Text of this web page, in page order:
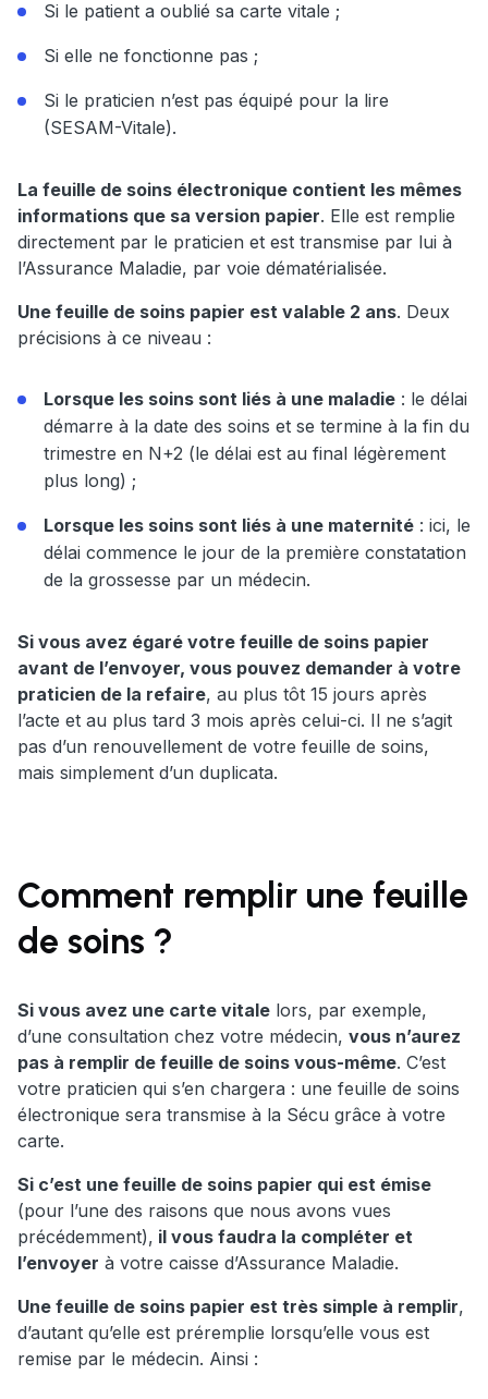
Si le patient a oublié sa carte vitale ;
Si elle ne fonctionne pas ;
Si le praticien n’est pas équipé pour la lire
(SESAM-Vitale).
La feuille de soins électronique contient les mêmes
informations que sa version papier. Elle est remplie
directement par le praticien et est transmise par lui à
l’Assurance Maladie, par voie dématérialisée.
Une feuille de soins papier est valable 2 ans. Deux
précisions à ce niveau :
Lorsque les soins sont liés à une maladie : le délai
démarre à la date des soins et se termine à la fin du
trimestre en N+2 (le délai est au final légèrement
plus long) ;
Lorsque les soins sont liés à une maternité : ici, le
délai commence le jour de la première constatation
de la grossesse par un médecin.
Si vous avez égaré votre feuille de soins papier
avant de l’envoyer, vous pouvez demander à votre
praticien de la refaire, au plus tôt 15 jours après
l’acte et au plus tard 3 mois après celui-ci. Il ne s’agit
pas d’un renouvellement de votre feuille de soins,
mais simplement d’un duplicata.
Comment remplir une feuille
de soins ?
Si vous avez une carte vitale lors, par exemple,
d’une consultation chez votre médecin, vous n’aurez
pas à remplir de feuille de soins vous-même. C’est
votre praticien qui s’en chargera : une feuille de soins
électronique sera transmise à la Sécu grâce à votre
carte.
Si c’est une feuille de soins papier qui est émise
(pour l’une des raisons que nous avons vues
précédemment), il vous faudra la compléter et
l’envoyer à votre caisse d’Assurance Maladie.
Une feuille de soins papier est très simple à remplir,
d’autant qu’elle est préremplie lorsqu’elle vous est
remise par le médecin. Ainsi :